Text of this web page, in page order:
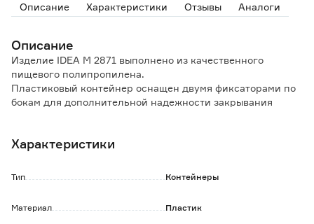
Описание Характеристики Отзывы Аналоги
Описание
Изделие IDEA М 2871 выполнено из качественного
пищевого полипропилена.
Пластиковый контейнер оснащен двумя фиксаторами по
бокам для дополнительной надежности закрывания
нужные вещи в порядке.
предотвратит случайное открывание.
Характеристики
Тип Контейнеры
Материал Пластик